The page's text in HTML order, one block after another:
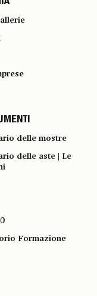
delle mostre
delle aste | Le
Formazione